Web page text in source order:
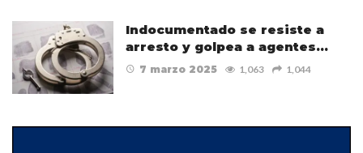
Indocumentado se resiste a
arresto y golpea a agentes…
7 marzo 2025 1,063 1,044